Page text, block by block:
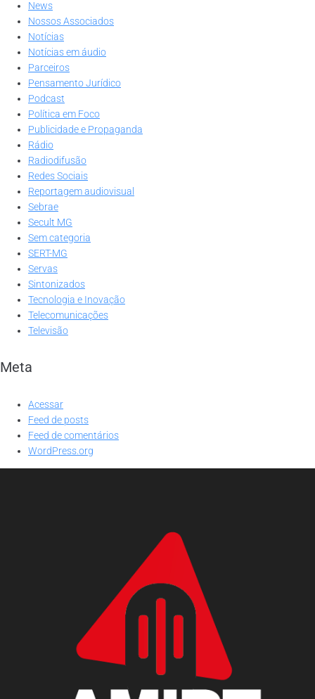
News
Nossos Associados
Notícias
Notícias em áudio
Parceiros
Pensamento Jurídico
Podcast
Política em Foco
Publicidade e Propaganda
Rádio
Radiodifusão
Redes Sociais
Reportagem audiovisual
Sebrae
Secult MG
Sem categoria
SERT-MG
Servas
Sintonizados
Tecnologia e Inovação
Telecomunicações
Televisão
Meta
Acessar
Feed de posts
Feed de comentários
WordPress.org